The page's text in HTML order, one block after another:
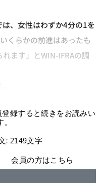
は、女性はわずか4分の1を
くらかの前進はあったも
ます」とWIN-IFRAの調
録すると続きをお読みい
: 2149文字
会員の方はこちら